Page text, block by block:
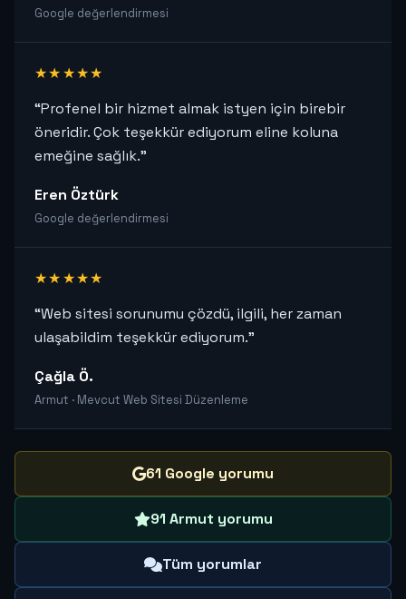
Google değerlendirmesi
★★★★★
“Profenel bir hizmet almak istyen için birebir
öneridir. Çok teşekkür ediyorum eline koluna
emeğine sağlık.”
Eren Öztürk
Google değerlendirmesi
★★★★★
“Web sitesi sorunumu çözdü, ilgili, her zaman
ulaşabildim teşekkür ediyorum.”
Çağla Ö.
Armut · Mevcut Web Sitesi Düzenleme
61 Google yorumu
91 Armut yorumu
Tüm yorumlar